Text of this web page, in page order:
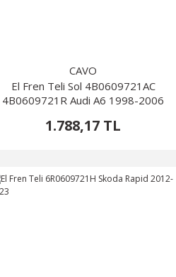
CAVO
El Fren Teli Sol 4B0609721AC
4B0609721R Audi A6 1998-2006
1.788,17 TL